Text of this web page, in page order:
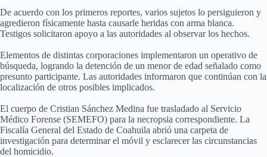
De acuerdo con los primeros reportes, varios sujetos lo persiguieron y
agredieron físicamente hasta causarle heridas con arma blanca.
Testigos solicitaron apoyo a las autoridades al observar los hechos.
Elementos de distintas corporaciones implementaron un operativo de
búsqueda, logrando la detención de un menor de edad señalado como
presunto participante. Las autoridades informaron que continúan con la
localización de otros posibles implicados.
El cuerpo de Cristian Sánchez Medina fue trasladado al Servicio
Médico Forense (SEMEFO) para la necropsia correspondiente. La
Fiscalía General del Estado de Coahuila abrió una carpeta de
investigación para determinar el móvil y esclarecer las circunstancias
del homicidio.